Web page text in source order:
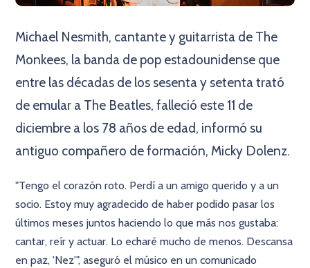
Michael Nesmith, cantante y guitarrista de The
Monkees, la banda de pop estadounidense que
entre las décadas de los sesenta y setenta trató
de emular a The Beatles, falleció este 11 de
diciembre a los 78 años de edad, informó su
antiguo compañero de formación, Micky Dolenz.
"Tengo el corazón roto. Perdí a un amigo querido y a un
socio. Estoy muy agradecido de haber podido pasar los
últimos meses juntos haciendo lo que más nos gustaba:
cantar, reír y actuar. Lo echaré mucho de menos. Descansa
en paz, 'Nez'", aseguró el músico en un comunicado